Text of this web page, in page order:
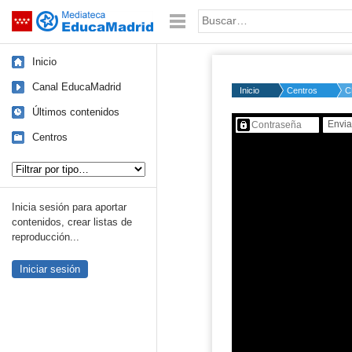
Saltar navegación Palabra o frase:
Inicio
Canal EducaMadrid
Últimos contenidos
Centros
Inicia sesión para aportar
contenidos, crear listas de
reproducción...
Iniciar sesión
Inicio Centros
Contenido protegido…